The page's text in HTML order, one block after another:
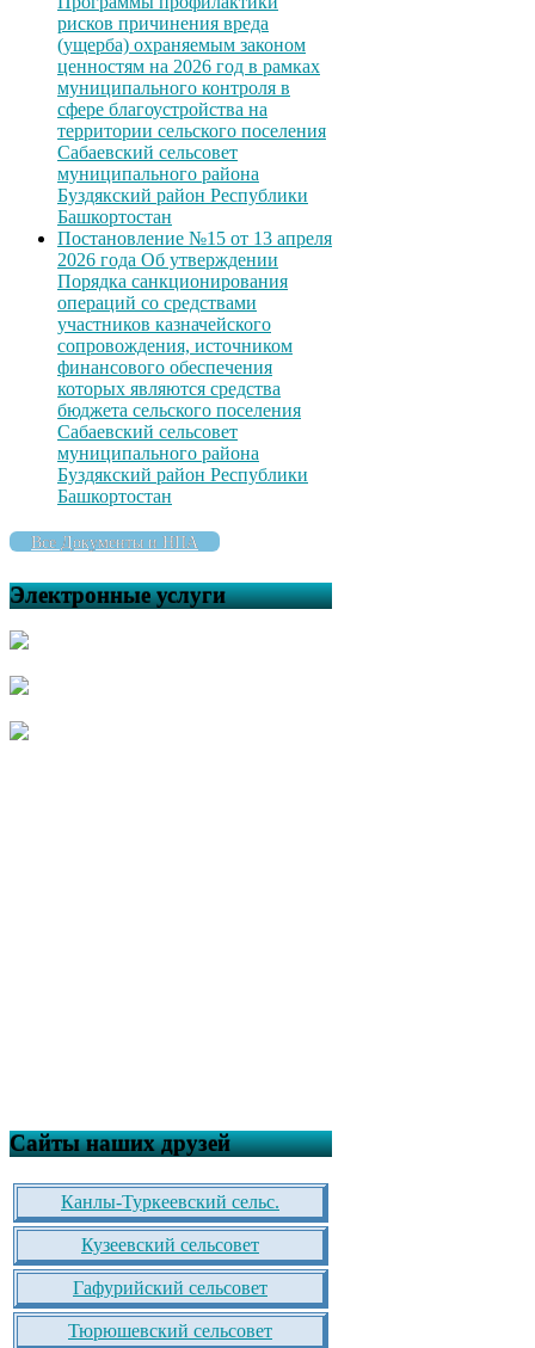
рисков причинения вреда
(ущерба) охраняемым законом
ценностям на 2026 год в рамках
муниципального контроля в
сфере благоустройства на
территории сельского поселения
Сабаевский сельсовет
муниципального района
Буздякский район Республики
Башкортостан
Постановление №15 от 13 апреля
2026 года Об утверждении
Порядка санкционирования
операций со средствами
участников казначейского
сопровождения, источником
финансового обеспечения
которых являются средства
бюджета сельского поселения
Сабаевский сельсовет
муниципального района
Буздякский район Республики
Башкортостан
Все Документы и НПА
Электронные услуги
Сайты наших друзей
Канлы-Туркеевский сельс.
Кузеевский сельсовет
Гафурийский сельсовет
Тюрюшевский сельсовет